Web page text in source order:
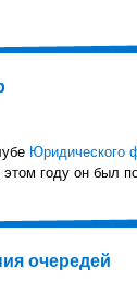
Юридического
году он был
очередей